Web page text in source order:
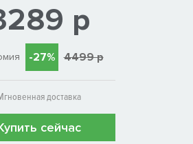
р
-27% 4499 р
доставка
сейчас